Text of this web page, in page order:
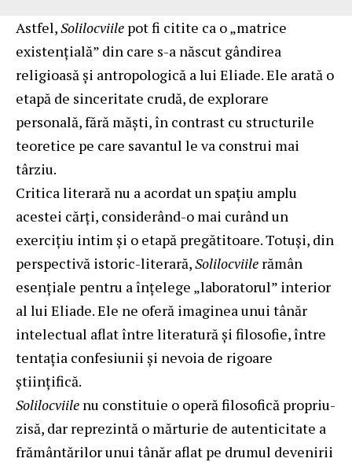
Astfel,Solilocviile pot fi citite ca o „matrice
existențială” din care s-a născut gândirea
religioasă și antropologică a lui Eliade. Ele arată o
etapă de sinceritate crudă, de explorare
personală, fără măști, în contrast cu structurile
teoretice pe care savantul le va construi mai
târziu.
Critica literară nu a acordat un spațiu amplu
acestei cărți, considerând-o mai curând un
exercițiu intim și o etapă pregătitoare. Totuși, din
perspectivă istoric-literară,Solilocviile rămân
esențiale pentru a înțelege „laboratorul” interior
al lui Eliade. Ele ne oferă imaginea unui tânăr
intelectual aflat între literatură și filosofie, între
tentația confesiunii și nevoia de rigoare
științifică.
Solilocviile nu constituie o operă filosofică propriu-
zisă, dar reprezintă o mărturie de autenticitate a
frământărilor unui tânăr aflat pe drumul devenirii